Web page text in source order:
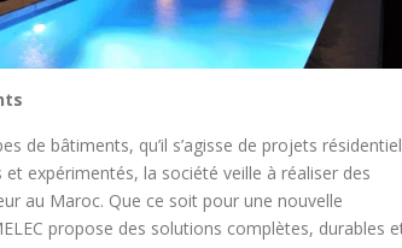
de bâtiments, qu’il s’agisse de projets
et expérimentés, la société veille à réaliser des
au Maroc. Que ce soit pour une nouvelle
propose des solutions complètes, durables